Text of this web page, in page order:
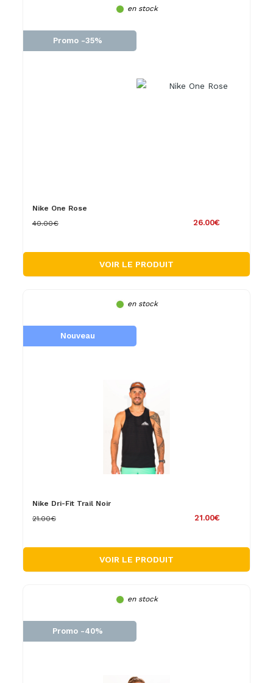
en stock
Promo -35%
Nike One Rose
26.00€
40.00€
VOIR LE PRODUIT
en stock
Nouveau
Nike Dri-Fit Trail Noir
21.00€
21.00€
VOIR LE PRODUIT
en stock
Promo -40%